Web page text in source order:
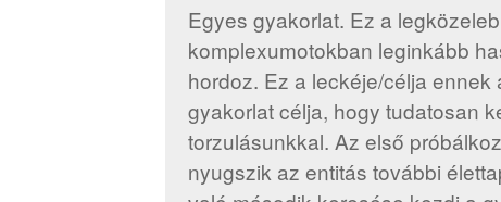
Egyes gyakorlat. Ez a
komplexumotokban leginkább
hordoz. Ez a leckéje/célja
gyakorlat célja, hogy tudatosan
torzulásunkkal. Az első
nyugszik az entitás további